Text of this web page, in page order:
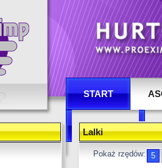
START
KONTAKT
Lalki
Pokaż rzędów: 5